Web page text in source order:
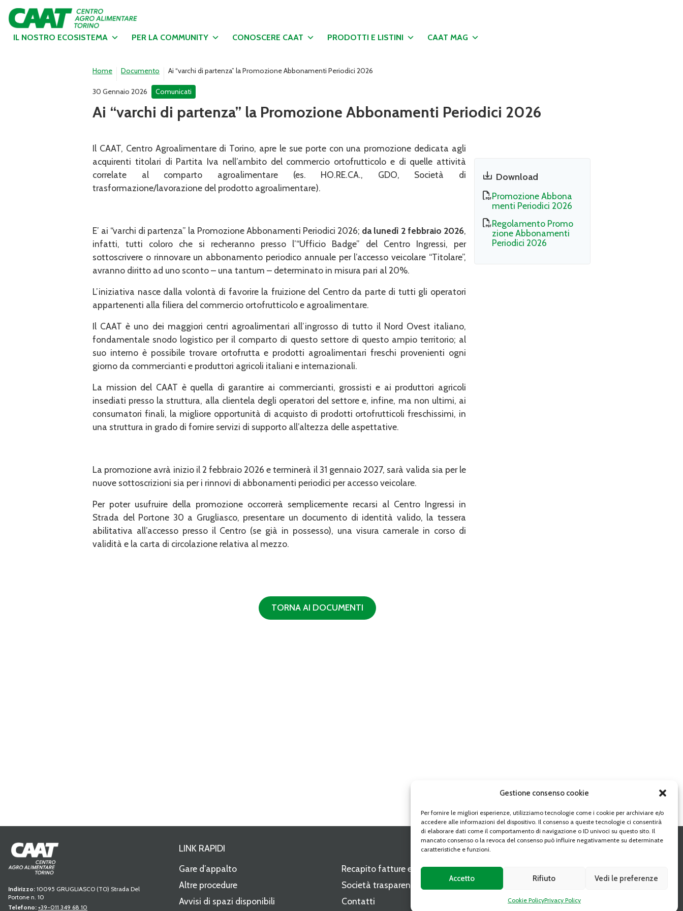
Gestione consenso cookie
Per fornire le migliori esperienze, utilizziamo tecnologie come i cookie per archiviare e/o
accedere alle informazioni del dispositivo. Il consenso a queste tecnologie ci consentirà
di elaborare dati come il comportamento di navigazione o ID univoci su questo sito. Il
mancato consenso o la revoca del consenso può influire negativamente su determinate
caratteristiche e funzioni.
Accetto Rifiuto Vedi le preferenze
Cookie PolicyPrivacy Policy
IL NOSTRO ECOSISTEMA PER LA COMMUNITY CONOSCERE CAAT PRODOTTI E LISTINI CAAT MAG
Home Documento Ai “varchi di partenza” la Promozione Abbonamenti Periodici 2026
30 Gennaio 2026 Comunicati
Ai “varchi di partenza” la Promozione Abbonamenti Periodici 2026
Il CAAT, Centro Agroalimentare di Torino, apre le sue porte con una promozione dedicata agli
acquirenti titolari di Partita Iva nell’ambito del commercio ortofrutticolo e di quelle attività
correlate al comparto agroalimentare (es. HO.RE.CA., GDO, Società di
trasformazione/lavorazione del prodotto agroalimentare).
E’ ai “varchi di partenza” la Promozione Abbonamenti Periodici 2026; da lunedì 2 febbraio 2026,
infatti, tutti coloro che si recheranno presso l’“Ufficio Badge” del Centro Ingressi, per
sottoscrivere o rinnovare un abbonamento periodico annuale per l’accesso veicolare “Titolare”,
avranno diritto ad uno sconto – una tantum – determinato in misura pari al 20%.
L’iniziativa nasce dalla volontà di favorire la fruizione del Centro da parte di tutti gli operatori
appartenenti alla filiera del commercio ortofrutticolo e agroalimentare.
Il CAAT è uno dei maggiori centri agroalimentari all’ingrosso di tutto il Nord Ovest italiano,
fondamentale snodo logistico per il comparto di questo settore di questo ampio territorio; al
suo interno è possibile trovare ortofrutta e prodotti agroalimentari freschi provenienti ogni
giorno da commercianti e produttori agricoli italiani e internazionali.
La mission del CAAT è quella di garantire ai commercianti, grossisti e ai produttori agricoli
insediati presso la struttura, alla clientela degli operatori del settore e, infine, ma non ultimi, ai
consumatori finali, la migliore opportunità di acquisto di prodotti ortofrutticoli freschissimi, in
una struttura in grado di fornire servizi di supporto all’altezza delle aspettative.
La promozione avrà inizio il 2 febbraio 2026 e terminerà il 31 gennaio 2027, sarà valida sia per le
nuove sottoscrizioni sia per i rinnovi di abbonamenti periodici per accesso veicolare.
Per poter usufruire della promozione occorrerà semplicemente recarsi al Centro Ingressi in
Strada del Portone 30 a Grugliasco, presentare un documento di identità valido, la tessera
abilitativa all’accesso presso il Centro (se già in possesso), una visura camerale in corso di
validità e la carta di circolazione relativa al mezzo.
Download
Promozione Abbona
menti Periodici 2026
Regolamento Promo
zione Abbonamenti
Periodici 2026
TORNA AI DOCUMENTI
Indirizzo: 10095 GRUGLIASCO (TO) Strada Del
Portone n. 10
Telefono: +39-011 349 68 10
LINK RAPIDI
Gare d’appalto
Altre procedure
Avvisi di spazi disponibili
Recapito fatture elettroniche
Società trasparente
Contatti